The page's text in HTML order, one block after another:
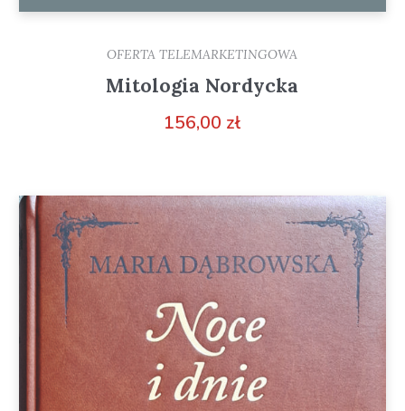
OFERTA TELEMARKETINGOWA
Mitologia Nordycka
156,00 zł